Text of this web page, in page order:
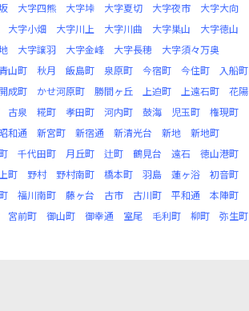
大字四熊 大字垰 大字夏切 大字夜市
大字大向
大字小畑 大字川上 大字川曲 大字巣山
大字徳山
大字譲羽 大字金峰 大字長穂
大字須々万奥
青山町 秋月 飯島町 泉原町 今宿町 今住町
入船町
成町 かせ河原町 勝間ヶ丘 上迫町 上遠石町
花陽
古泉 糀町 孝田町 河内町 鼓海 児玉町
権現町
和通 新宮町 新宿通 新清光台 新地
新地町
千代田町 月丘町 辻町 鶴見台 遠石
徳山港町
町 野村 野村南町 橋本町 羽島 蓮ヶ浴
初音町
福川南町 藤ヶ台 古市 古川町 平和通
本陣町
宮前町 御山町 御幸通 室尾 毛利町 柳町
弥生町